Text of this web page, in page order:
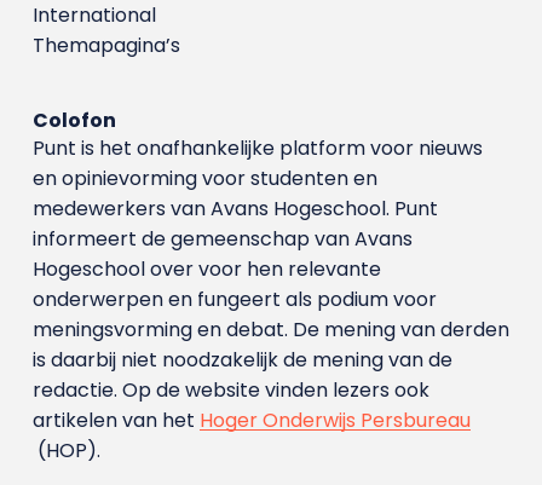
International
Themapagina’s
Colofon
Punt is het onafhankelijke platform voor nieuws
en opinievorming voor studenten en
medewerkers van Avans Hoge­school. Punt
informeert de gemeenschap van Avans
Hogeschool over voor hen relevante
onderwerpen en fungeert als podium voor
meningsvorming en debat. De mening van derden
is daarbij niet noodzakelijk de mening van de
redactie. Op de website vinden lezers ook
artikelen van het Hoger Onderwijs Persbureau
(HOP).